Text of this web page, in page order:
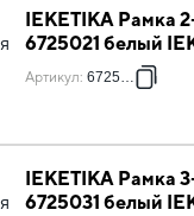
IEKETIKA Рамка
6725021 белый
Артикул: 6725021
IEKETIKA Рамка
6725031 белый